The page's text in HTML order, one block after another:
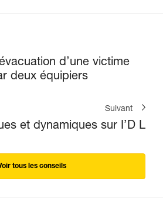
d’une victime
deux équipiers
Suivant
et dynamiques sur I’D L
tous les conseils